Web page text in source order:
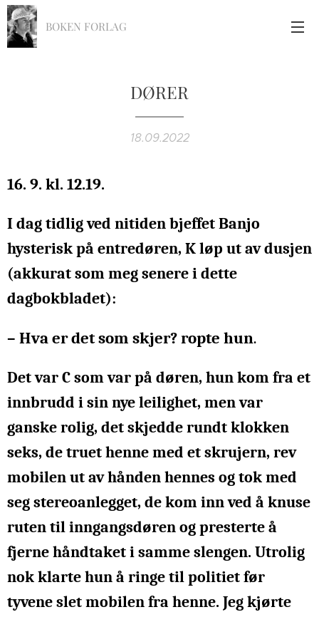
BOKEN FORLAG
DØRER
18.09.2022
16. 9. kl. 12.19.
I dag tidlig ved nitiden bjeffet Banjo
hysterisk på entredøren, K løp ut av dusjen
(akkurat som meg senere i dette
dagbokbladet):
– Hva er det som skjer? ropte hun.
Det var C som var på døren, hun kom fra et
innbrudd i sin nye leilighet, men var
ganske rolig, det skjedde rundt klokken
seks, de truet henne med et skrujern, rev
mobilen ut av hånden hennes og tok med
seg stereoanlegget, de kom inn ved å knuse
ruten til inngangsdøren og presterte å
fjerne håndtaket i samme slengen. Utrolig
nok klarte hun å ringe til politiet før
tyvene slet mobilen fra henne. Jeg kjørte